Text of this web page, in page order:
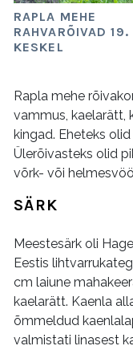
RAPLA MEHE
RAHVARÕIVAD 19.
KESKEL
Rapla mehe
vammus, kaelarätt,
kingad. Eheteks
Ülerõivasteks olid
võrk- või
SÄRK
Meestesärk oli
Eestis
cm laiune
kaelarätt. Kaenla
õmmeldud
valmistati linasest